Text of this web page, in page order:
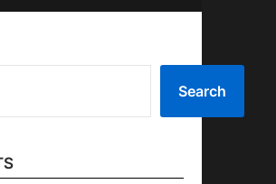
Search